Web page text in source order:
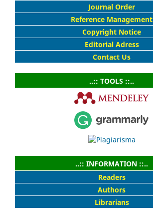
Journal Order
Reference Management
Copyright Notice
Editorial Adress
Contact Us
..:: TOOLS ::..
..:: INFORMATION ::..
Readers
Authors
Librarians